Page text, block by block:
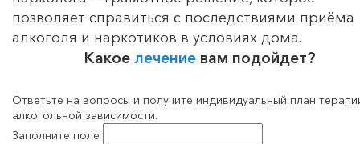
позволяет справиться с последствиями приёма
алкоголя и наркотиков в условиях дома.
Какое лечение вам подойдет?
Ответьте на вопросы и получите индивидуальный план
алкогольной зависимости.
Заполните поле